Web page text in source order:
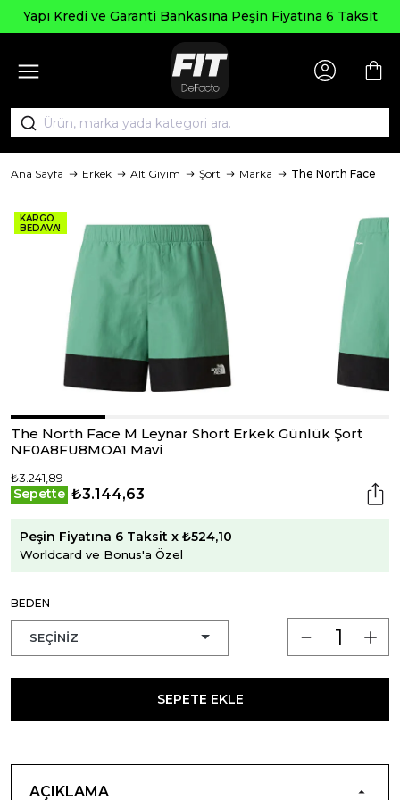
Yapı Kredi ve Garanti Bankasına Peşin Fiyatına 6 Taksit
Ana Sayfa Erkek Alt Giyim Şort Marka The North Face
KARGO
BEDAVA!
The North Face M Leynar Short Erkek Günlük Şort
NF0A8FU8MOA1 Mavi
₺3.241,89
Sepette ₺3.144,63
Peşin Fiyatına 6 Taksit x ₺524,10
Worldcard ve Bonus'a Özel
BEDEN
SEPETE EKLE
AÇIKLAMA